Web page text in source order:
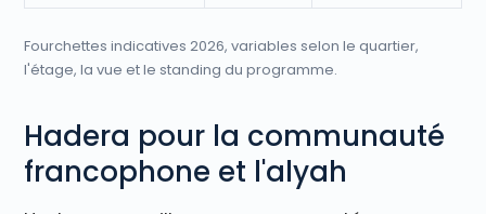
Fourchettes indicatives 2026, variables selon le quartier,
l'étage, la vue et le standing du programme.
Hadera pour la communauté
francophone et l'alyah